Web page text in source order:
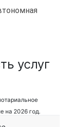
услуг
на 2026 год.